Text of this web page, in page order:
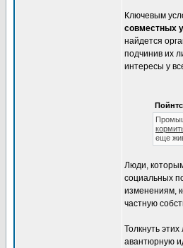
Ключевым
совместных
найдется
подчинив их
интересы у
еще
Люди,
социальных
изменениям,
частную
Толкнуть
авантюрную